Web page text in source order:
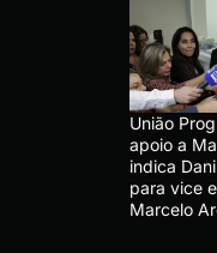
União
apoio a
indica
para vice
Marcelo